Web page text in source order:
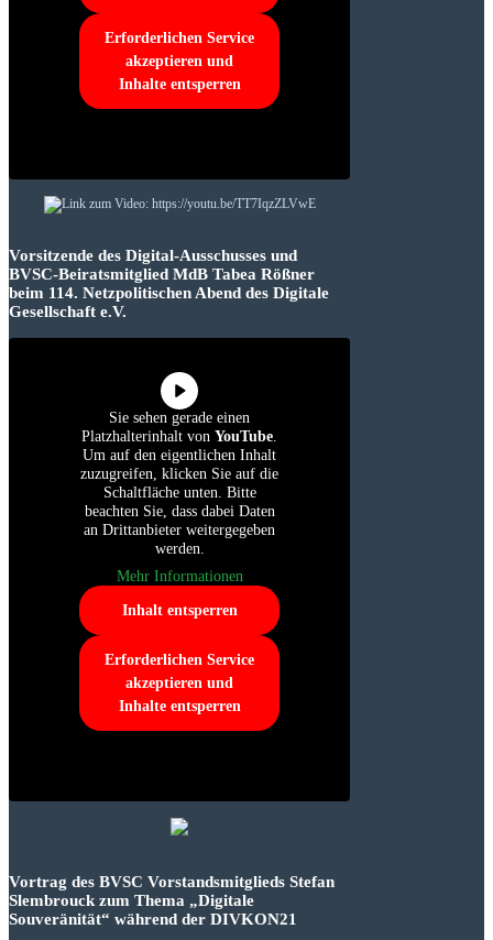
Erforderlichen Service
akzeptieren und
Inhalte entsperren
Vorsitzende des Digital-Ausschusses und
BVSC-Beiratsmitglied MdB Tabea Rößner
beim 114. Netzpolitischen Abend des Digitale
Gesellschaft e.V.
Sie sehen gerade einen
Platzhalterinhalt von YouTube.
Um auf den eigentlichen Inhalt
zuzugreifen, klicken Sie auf die
Schaltfläche unten. Bitte
beachten Sie, dass dabei Daten
an Drittanbieter weitergegeben
werden.
Mehr Informationen
Inhalt entsperren
Erforderlichen Service
akzeptieren und
Inhalte entsperren
Vortrag des BVSC Vorstandsmitglieds Stefan
Slembrouck zum Thema „Digitale
Souveränität“ während der DIVKON21